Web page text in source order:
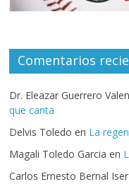
Comentarios
Dr. Eleazar Guerrero
que canta
Delvis Toledo en La
Magali Toledo Garcia en
Carlos Ernesto Bernal Iser